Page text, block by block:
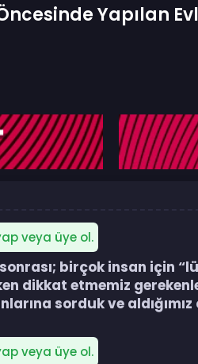
Yapılan
veya üye ol.
birçok insan için
dikkat etmemiz
sorduk ve
veya üye ol.